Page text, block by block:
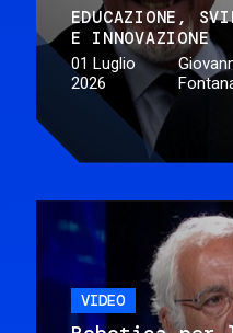
EDUCAZIONE
E INNOVAZIONE
01 Luglio
2026
VIDEO